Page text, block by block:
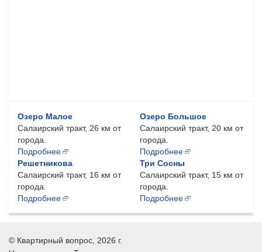
Озеро Малое
Салаирский тракт, 26 км от
города.
Подробнее
Озеро Большое
Салаирский тракт, 20 км от
города.
Подробнее
Решетникова
Салаирский тракт, 16 км от
города.
Подробнее
Три Сосны
Салаирский тракт, 15 км от
города.
Подробнее
© Квартирный вопрос , 2026 г.